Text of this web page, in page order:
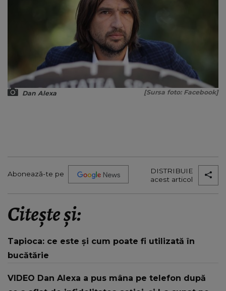
Dan Alexa [Sursa foto: Facebook]
Abonează-te pe
DISTRIBUIE
acest articol
Citește și:
Tapioca: ce este și cum poate fi utilizată în
bucătărie
VIDEO Dan Alexa a pus mâna pe telefon după